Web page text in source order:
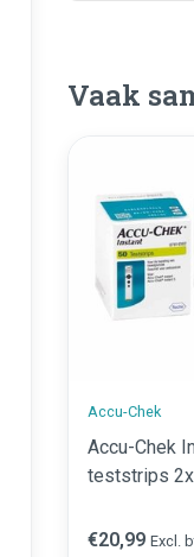
Vaak
Accu-Chek
Accu-Chek
teststrips
€20,99 Excl.